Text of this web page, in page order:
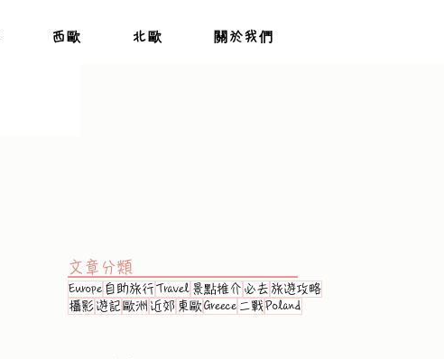
西歐 北歐 關於我們
Europe 自助旅行 Travel 景點推介 必去 旅遊攻略
攝影 遊記 歐洲 近郊 東歐 Greece 二戰 Poland
文章分類